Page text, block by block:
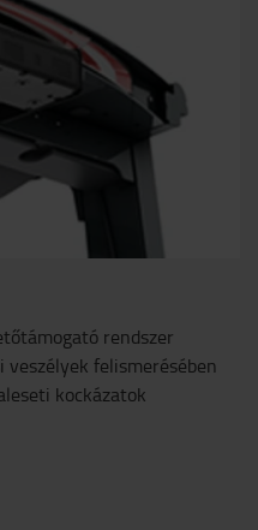
rendszer
felismerésében
kockázatok